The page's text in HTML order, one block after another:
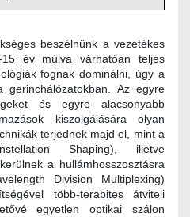
beszélnünk a vezetékes
15 év múlva várhatóan teljes
fognak dominálni, úgy a
gerinchálózatokban. Az egyre
és egyre alacsonyabb
kiszolgálására olyan
terjednek majd el, mint a
Shaping), illetve
a hullámhosszosztásra
Division Multiplexing)
több-terabites átviteli
egyetlen optikai szálon